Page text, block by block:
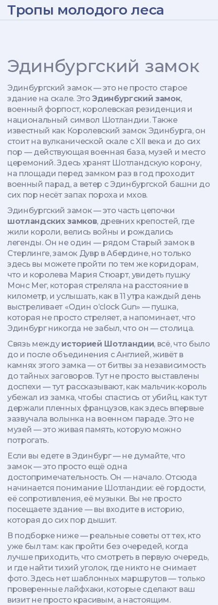
Тропы молодого леса
Эдинбургский замок
Эдинбургский замок — это не просто старое
здание на скале. ЭтоЭдинбургский замок,
военный форпост, королевская резиденция и
национальный символ Шотландии. Также
известный как Королевский замок Эдинбурга, он
стоит на вулканической скале с XII века и до сих
пор — действующая военная база, музей и место
церемоний.Здесь хранят Шотландскую корону,
на площади перед замком раз в год проходит
военный парад, а ветер с Эдинбургской башни до
сих пор несёт запах пороха и мхов.
Эдинбургский замок — это часть цепочки
шотландских замков, древних крепостей, где
жили короли, велись войны и рождались
легенды. Он не один — рядом Старый замок в
Стерлинге, замок Дувр в Абердине, но только
здесь вы можете пройти по тем же коридорам,
что и королева Мария Стюарт, увидеть пушку
Монс Мег, которая стреляла на расстояние в
километр, и услышать, как в 11 утра каждый день
выстреливает «Один о’clock Gun» — пушка,
которая не просто стреляет, а напоминает, что
Эдинбург никогда не забыл, что он — столица.
Связь между историей Шотландии, всё, что было
до и после объединения с Англией, живёт в
камнях этого замка — от битвы за независимость
до тайных заговоров. Тут не просто выставлены
доспехи — тут рассказывают, как мальчик-король
убежал из замка, чтобы спастись от убийц, как тут
держали пленных французов, как здесь впервые
зазвучала волынка на военном параде. Это не
музей — это живая память, которую можно
потрогать.
Если вы едете в Эдинбург — не думайте, что
замок — это просто ещё одна
достопримечательность. Он — начало. Отсюда
начинается понимание Шотландии: её гордости,
её сопротивления, её музыки. Вы не просто
посещаете здание — вы входите в историю,
которая до сих пор дышит.
В подборке ниже — реальные советы от тех, кто
уже был там: как пройти без очередей, когда
лучше приходить, что смотреть в первую очередь,
и где найти тихий уголок, где никто не снимает
фото. Здесь нет шаблонных маршрутов — только
проверенные лайфхаки, которые сделают ваш
визит не просто красивым, а настоящим.